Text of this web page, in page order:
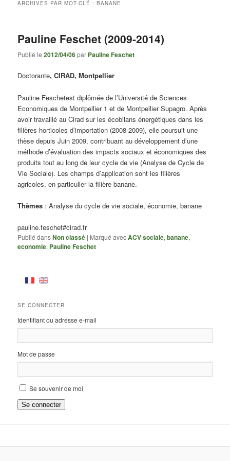
ARCHIVES PAR MOT-CLÉ :BANANE
Pauline Feschet (2009-2014)
Publié le2012/04/06par Pauline Feschet
Doctorante, CIRAD, Montpellier
Pauline Feschetest diplômée de l’Université de Sciences
Economiques de Montpellier 1 et de Montpellier Supagro. Après
avoir travaillé au Cirad sur les écobilans énergétiques dans les
filières horticoles d’importation (2008-2009), elle poursuit une
thèse depuis Juin 2009, contribuant au développement d’une
méthode d’évaluation des impacts sociaux et économiques des
produits tout au long de leur cycle de vie (Analyse de Cycle de
Vie Sociale). Les champs d’application sont les filières
agricoles, en particulier la filière banane.
Thèmes : Analyse du cycle de vie sociale, économie, banane
pauline.feschet#cirad.fr
Publié dansNon classé | Marqué avecACV sociale,banane,
economie, Pauline Feschet
SE CONNECTER
Identifiant ou adresse e-mail
Mot de passe
Se souvenir de moi
Se connecter